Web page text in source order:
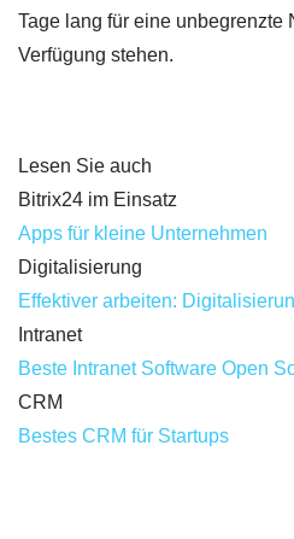
Tage lang für eine unbegrenzte
Verfügung stehen.
Lesen Sie auch
Bitrix24 im Einsatz
Apps für kleine Unternehmen
Digitalisierung
Effektiver arbeiten:
Intranet
Beste Intranet Software Open
CRM
Bestes CRM für Startups